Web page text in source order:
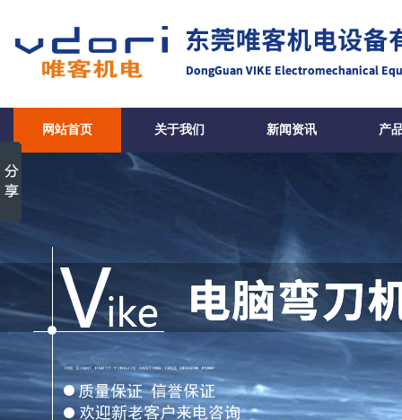
合作客户-东莞唯客机电设备有限
网站首页 关于我们 新闻资讯 产